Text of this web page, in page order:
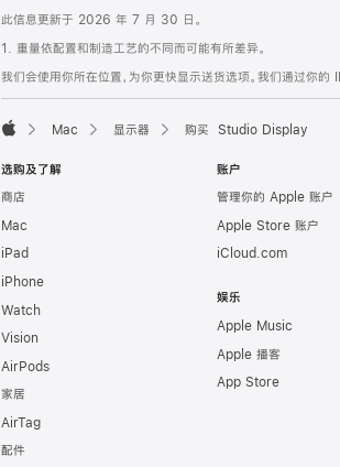
此信息更新于 2026 年 7 月 30 日。
1. 重量依配置和制造工艺的不同而可能有所差异。
我们会使用你所在位置，为你更快显示送货选项。我们通过你
Mac 显示器 购买 Studio Display
选购及了解
商店
Mac
iPad
iPhone
Watch
Vision
AirPods
家居
AirTag
配件
账户
管理你的 Apple 账户
Apple Store 账户
iCloud.com
娱乐
Apple Music
Apple 播客
App Store